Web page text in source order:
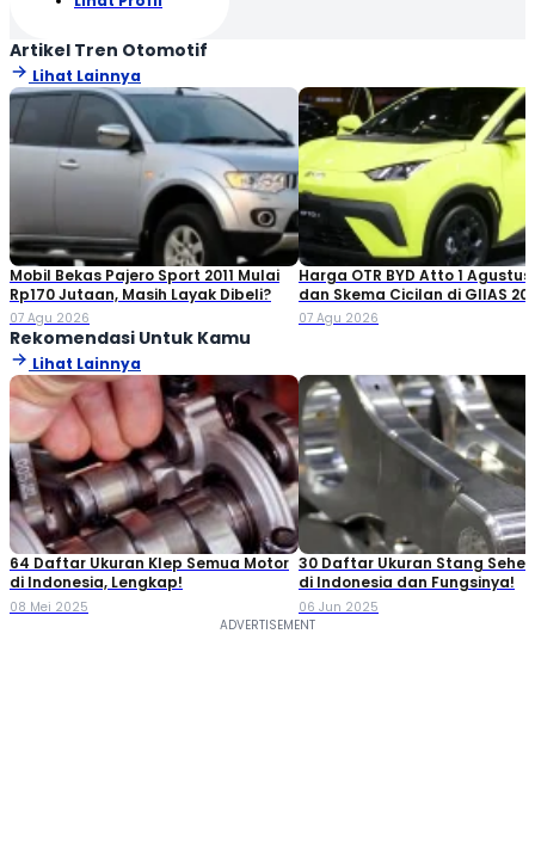
Artikel Tren Otomotif
Lihat Lainnya
Mobil Bekas Pajero Sport 2011 Mulai
Rp170 Jutaan, Masih Layak Dibeli?
07 Agu 2026
Harga OTR BYD Atto 1 Agustus
dan Skema Cicilan di GIIAS
07 Agu 2026
Rekomendasi Untuk Kamu
Lihat Lainnya
64 Daftar Ukuran Klep Semua Motor
di Indonesia, Lengkap!
08 Mei 2025
30 Daftar Ukuran Stang
di Indonesia dan Fungsinya!
06 Jun 2025